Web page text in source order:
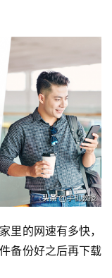
里的网速有多快，
备份好之后再下载